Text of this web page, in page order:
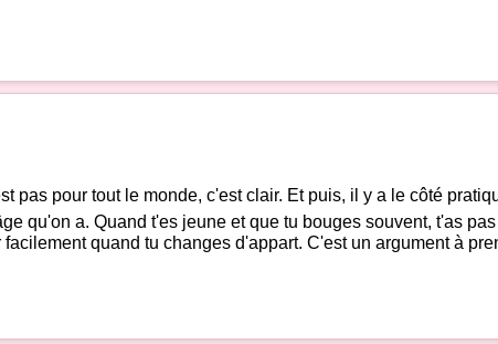
pas pour tout le monde, c'est clair. Et puis, il y a le côté
qu'on a. Quand t'es jeune et que tu bouges souvent, t'as
quand tu changes d'appart. C'est un argument à